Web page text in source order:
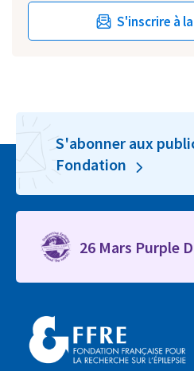
S'inscrire à
S'abonner aux
Fondation
26 Mars Purple